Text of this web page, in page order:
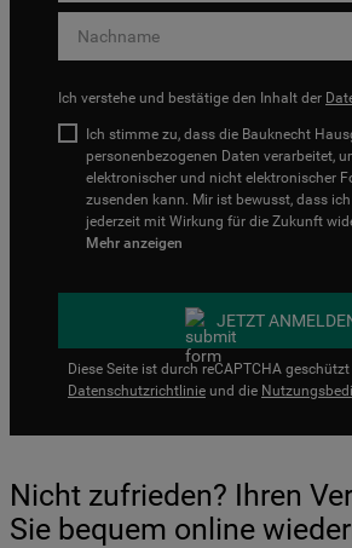
Ich verstehe und bestätige den Inhalt der
Ich stimme zu, dass die Bauknecht
personenbezogenen Daten verarbeitet,
elektronischer und nicht elektronischer
zusenden kann. Mir ist bewusst, dass
jederzeit mit Wirkung für die Zukunft
Mehr anzeigen
JETZT
Diese Seite ist durch reCAPTCHA
Datenschutzrichtlinie und die
Nicht zufrieden? Ihren
Sie bequem online